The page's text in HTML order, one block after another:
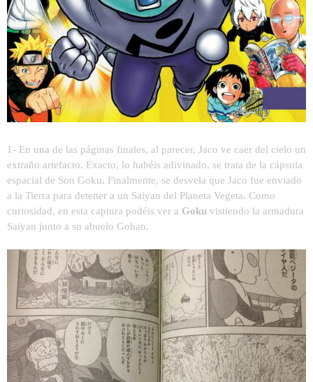
1- En una de las páginas finales, al parecer, Jaco ve caer del cielo un
extraño artefacto. Exacto, lo habéis adivinado, se trata de la cápsula
espacial de Son Goku. Finalmente, se desvela que Jaco fue enviado
a la Tierra para detener a un Saiyan del Planeta Vegeta. Como
curiosidad, en esta captura podéis ver a Goku vistiendo la armadura
Saiyan junto a su abuelo Gohan.